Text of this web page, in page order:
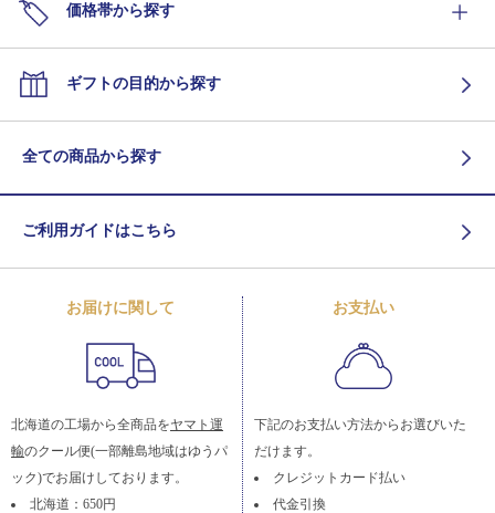
価格帯から探す
ギフトの目的から探す
全ての商品から探す
ご利用ガイドはこちら
お届けに関して
北海道の工場から全商品をヤマト運
輸のクール便(一部離島地域はゆうパ
ック)でお届けしております。
北海道：650円
お支払い
下記のお支払い方法からお選びいた
だけます。
クレジットカード払い
代金引換